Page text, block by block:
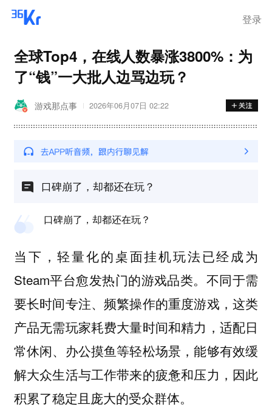
登录
全球Top4，在线人数暴涨3800%：为
了“钱”一大批人边骂边玩？
游戏那点事 2026年06月07日 02:22
口碑崩了，却都还在玩？
口碑崩了，却都还在玩？
当下，轻量化的桌面挂机玩法已经成为
Steam平台愈发热门的游戏品类。不同于需
要长时间专注、频繁操作的重度游戏，这类
产品无需玩家耗费大量时间和精力，适配日
常休闲、办公摸鱼等轻松场景，能够有效缓
解大众生活与工作带来的疲惫和压力，因此
积累了稳定且庞大的受众群体。